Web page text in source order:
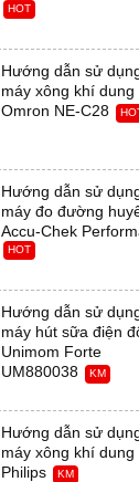
HOT
Hướng dẫn sử
máy xông khí dung
Omron NE-C28
Hướng dẫn sử
máy đo đường
Accu-Chek
HOT
Hướng dẫn sử
máy hút sữa điện
Unimom Forte
UM880038
KM
Hướng dẫn sử
máy xông khí dung
Philips
KM